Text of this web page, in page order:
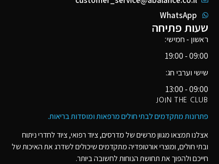
WhatsApp
שעות פתיחה
ראשון - חמישי:
09:00 - 19:00
שישי וערבי חג:
09:00 - 13:00
JOIN THE CLUB
פתרונות מתקדמים לבתי חולים מרפאות ומוסדות בריאות​.
אצלנו תמצאו מגוון מרשים של מדרסים, ציוד רפואי, ציוד לחדרי ניתוח
ובתי חולים, ומוצרי אורטופדיה מתקדמים שיכולים לשדרג את האיכות של
חייכם ולהפוך את תחושת הנוחות לחשובה ביותר.